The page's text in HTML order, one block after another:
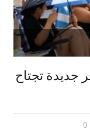
جديدة تجتاح
0